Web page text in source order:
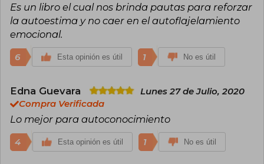
Es un libro el cual nos brinda pautas para reforzar
la autoestima y no caer en el autoflajelamiento
emocional.
6 Esta opinión es útil 1 No es útil
Edna Guevara
Lunes 27 de Julio, 2020
Compra Verificada
Lo mejor para autoconocimiento
4 Esta opinión es útil 1 No es útil